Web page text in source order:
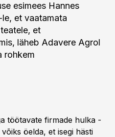
esimees Hannes
et vaatamata
et
läheb Adavere Agrol
rohkem
töötavate firmade hulka -
öelda, et isegi hästi